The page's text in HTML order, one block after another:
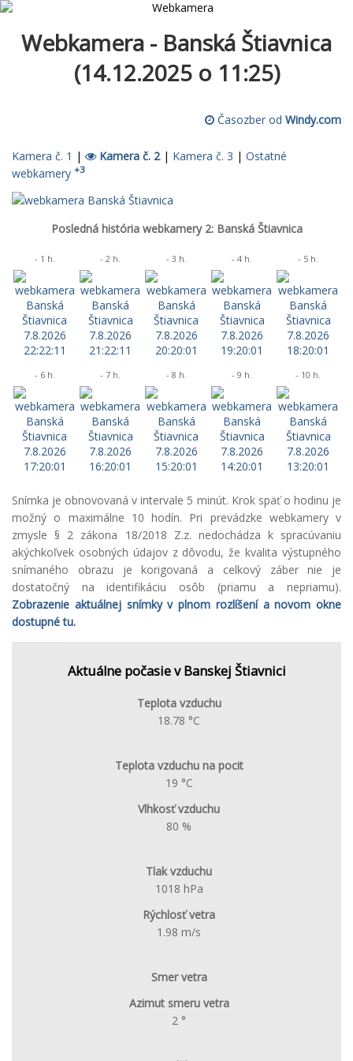
Webkamera - Banská Štiavnica
(14.12.2025 o 11:25)
Časozber od Windy.com
Kamera č. 1 | Kamera č. 2| Kamera č. 3 | Ostatné
webkamery +3
Posledná história webkamery 2: Banská Štiavnica
- 1 h. - 2 h. - 3 h. - 4 h. - 5 h.
- 6 h. - 7 h. - 8 h. - 9 h. - 10 h.
Snímka je obnovovaná v intervale 5 minút. Krok späť o hodinu je
možný o maximálne 10 hodín. Pri prevádzke webkamery v
zmysle § 2 zákona 18/2018 Z.z. nedochádza k spracúvaniu
akýchkoľvek osobných údajov z dôvodu, že kvalita výstupného
snímaného obrazu je korigovaná a celkový záber nie je
dostatočný na identifikáciu osôb (priamu a nepriamu).
Zobrazenie aktuálnej snímky v plnom rozlíšení a novom okne
dostupné tu.
Aktuálne počasie v Banskej Štiavnici
Teplota vzduchu
18.78 °C
Teplota vzduchu na pocit
19 °C
Vlhkosť vzduchu
80 %
Tlak vzduchu
1018 hPa
Rýchlosť vetra
1.98 m/s
Smer vetra
Azimut smeru vetra
2 °